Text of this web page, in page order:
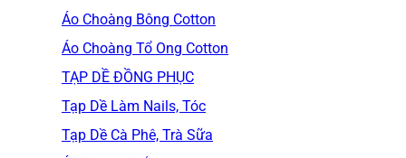
Áo Choàng Bông Cotton
Áo Choàng Tổ Ong Cotton
TẠP DỀ ĐỒNG PHỤC
Tạp Dề Làm Nails, Tóc
Tạp Dề Cà Phê, Trà Sữa